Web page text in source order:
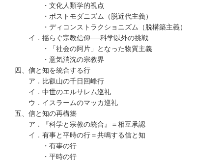
・文化人類学的視点
・ポストモダニズム（脱近代主義）
・ディコンストラクショニズム（脱構築主義）
イ．揺らぐ宗教信仰──科学以外の挑戦
・「社会の阿片」となった物質主義
・意気消沈の宗教界
四、信と知を統合する行
ア．比叡山の千日回峰行
イ．中世のエルサレム巡礼
ウ．イスラームのマッカ巡礼
五、信と知の再構築
ア．『科学と宗教の統合』＝相互承認
イ．有事と平時の行＝共鳴する信と知
・有事の行
・平時の行